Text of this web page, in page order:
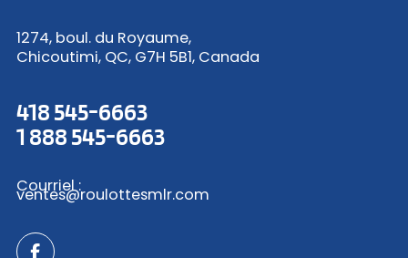
1274, boul. du Royaume,
Chicoutimi, QC, G7H 5B1, Canada
418 545-6663
1 888 545-6663
Courriel :
ventes@roulottesmlr.com